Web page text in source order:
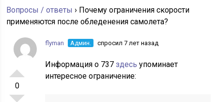
Вопросы / ответы › Почему ограничения скорости
применяются после обледенения самолета?
0
flyman Админ. спросил 7 лет назад
Информация о 737здесьупоминает
интересное ограничение: